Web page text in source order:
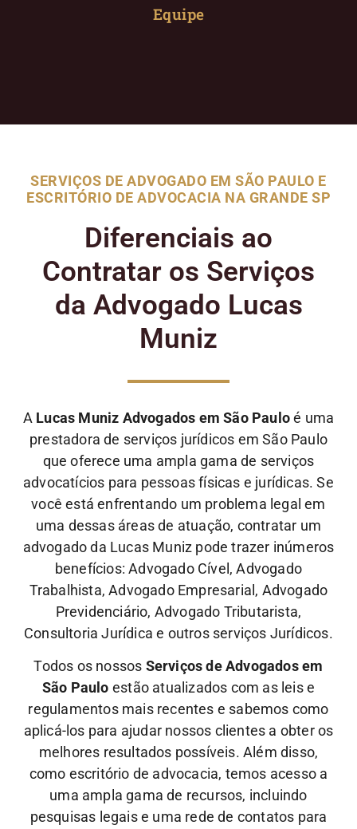
Equipe
SERVIÇOS DE ADVOGADO EM SÃO PAULO E
ESCRITÓRIO DE ADVOCACIA NA GRANDE SP
Diferenciais ao
Contratar os Serviços
da Advogado Lucas
Muniz
A Lucas Muniz Advogados em São Pauloé uma
prestadora de serviços jurídicos em São Paulo
que oferece uma ampla gama de serviços
advocatícios para pessoas físicas e jurídicas. Se
você está enfrentando um problema legal em
uma dessas áreas de atuação, contratar um
advogado da Lucas Muniz pode trazer inúmeros
benefícios: Advogado Cível, Advogado
Trabalhista, Advogado Empresarial, Advogado
Previdenciário, Advogado Tributarista,
Consultoria Jurídica e outros serviços Jurídicos.
Todos os nossos Serviços de Advogados em
São Paulo estão atualizados com as leis e
regulamentos mais recentes e sabemos como
aplicá-los para ajudar nossos clientes a obter os
melhores resultados possíveis. Além disso,
como escritório de advocacia, temos acesso a
uma ampla gama de recursos, incluindo
pesquisas legais e uma rede de contatos para